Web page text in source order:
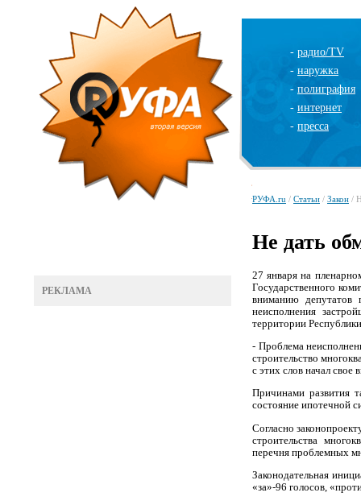
- радио/TV
- наружка
- полиграфия
- интернет
- пресса
РЕКЛАМА
РУФА.ru / Статьи / Закон /
Не дать
27 января на
Государственного
вниманию депутатов
неисполнения
территории
- Проблема
строительство
с этих слов начал
Причинами развития
состояние ипотечной
Согласно
строительства
перечня проблемных
Законодательная
«за»-96 голосов,